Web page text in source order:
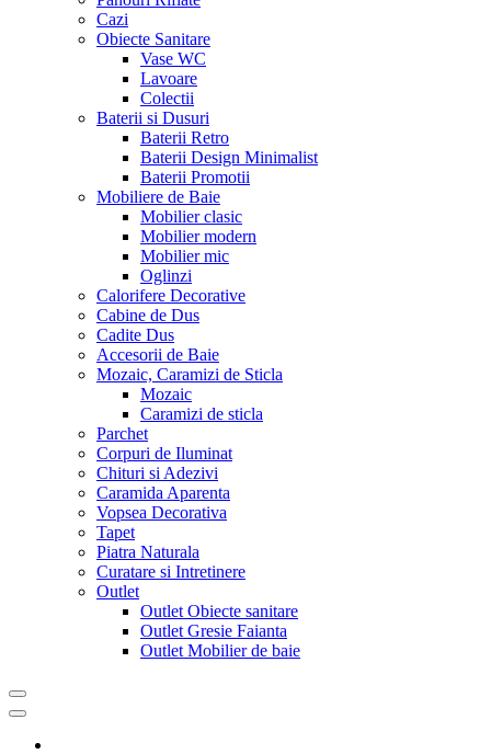
Cazi
Obiecte Sanitare
Vase WC
Lavoare
Colectii
Baterii si Dusuri
Baterii Retro
Baterii Design Minimalist
Baterii Promotii
Mobiliere de Baie
Mobilier clasic
Mobilier modern
Mobilier mic
Oglinzi
Calorifere Decorative
Cabine de Dus
Cadite Dus
Accesorii de Baie
Mozaic, Caramizi de Sticla
Mozaic
Caramizi de sticla
Parchet
Corpuri de Iluminat
Chituri si Adezivi
Caramida Aparenta
Vopsea Decorativa
Tapet
Piatra Naturala
Curatare si Intretinere
Outlet
Outlet Obiecte sanitare
Outlet Gresie Faianta
Outlet Mobilier de baie